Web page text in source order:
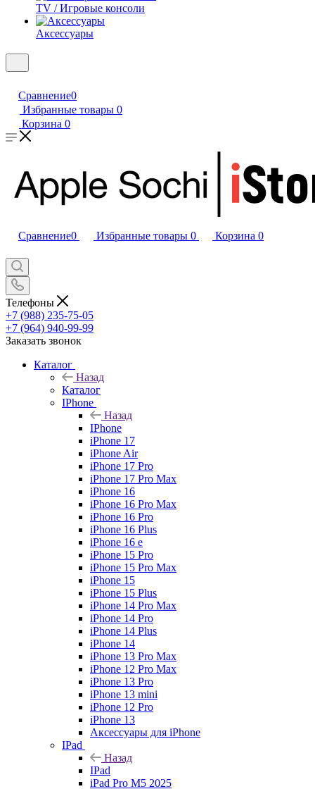
TV / Игровые консоли
Аксессуары
Сравнение0
Избранные товары 0
Корзина 0
Сравнение0 Избранные товары 0 Корзина 0
Телефоны
+7 (988) 235-75-05
+7 (964) 940-99-99
Заказать звонок
Каталог
Назад
Каталог
IPhone
Назад
IPhone
iPhone 17
iPhone Air
iPhone 17 Pro
iPhone 17 Pro Max
iPhone 16
iPhone 16 Pro Max
iPhone 16 Pro
iPhone 16 Plus
iPhone 16 e
iPhone 15 Pro
iPhone 15 Pro Max
iPhone 15
iPhone 15 Plus
iPhone 14 Pro Max
iPhone 14 Pro
iPhone 14 Plus
iPhone 14
iPhone 13 Pro Max
iPhone 12 Pro Max
iPhone 13 Pro
iPhone 13 mini
iPhone 12 Pro
iPhone 13
Аксессуары для iPhone
IPad
Назад
IPad
iPad Pro M5 2025